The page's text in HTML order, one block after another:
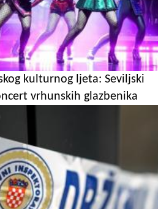
kulturnog ljeta: Seviljski
vrhunskih glazbenika